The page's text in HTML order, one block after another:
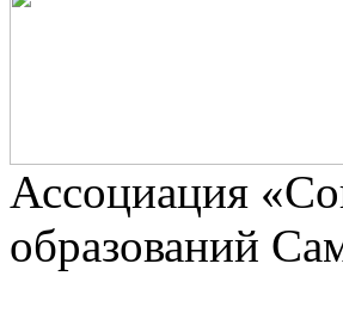
Ассоциaция
образований